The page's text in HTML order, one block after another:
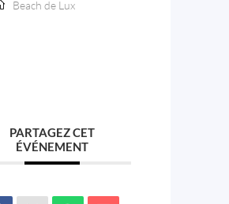
Beach de Lux
PARTAGEZ CET
ÉVÉNEMENT